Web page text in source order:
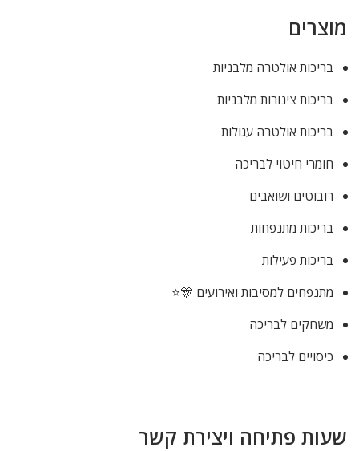
מוצרים
בריכות אולטרה מלבניות
בריכות צינורות מלבניות
בריכות אולטרה עגולות
חומרי חיטוי לבריכה
רובוטים ושואבים
בריכות מתנפחות
בריכות פעילות
מתנפחים למסיבות ואירועים 🎊⭐
משחקים לבריכה
כיסויים לבריכה
שעות פתיחה ויצירת קשר